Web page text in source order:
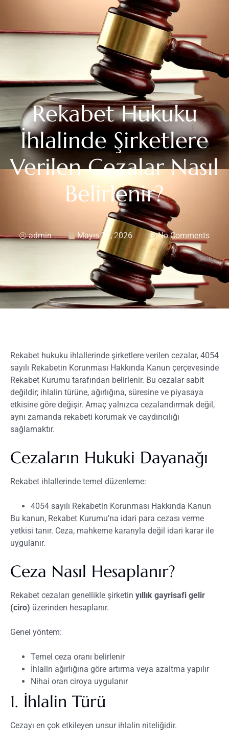
Samsun Avukat - Avukat
Merve Nazlı Acar
Rekabet Hukuku
İhlalinde Şirketlere
Verilen Cezalar Nasıl
Belirlenir?
admin Mayıs 21, 2026 No Comments
Rekabet hukuku ihlallerinde şirketlere verilen cezalar, 4054
sayılı Rekabetin Korunması Hakkında Kanun çerçevesinde
Rekabet Kurumu tarafından belirlenir. Bu cezalar sabit
değildir; ihlalin türüne, ağırlığına, süresine ve piyasaya
etkisine göre değişir. Amaç yalnızca cezalandırmak değil,
aynı zamanda rekabeti korumak ve caydırıcılığı
sağlamaktır.
Cezaların Hukuki Dayanağı
Rekabet ihlallerinde temel düzenleme:
4054 sayılı Rekabetin Korunması Hakkında Kanun
Bu kanun, Rekabet Kurumu’na idari para cezası verme
yetkisi tanır. Ceza, mahkeme kararıyla değil idari karar ile
uygulanır.
Ceza Nasıl Hesaplanır?
Rekabet cezaları genellikle şirketin yıllık gayrisafi gelir
(ciro) üzerinden hesaplanır.
Genel yöntem:
Temel ceza oranı belirlenir
İhlalin ağırlığına göre artırma veya azaltma yapılır
Nihai oran ciroya uygulanır
1. İhlalin Türü
Cezayı en çok etkileyen unsur ihlalin niteliğidir.